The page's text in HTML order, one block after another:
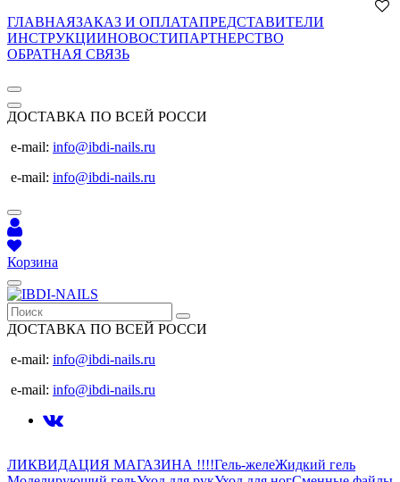
ГЛАВНАЯЗАКАЗ И ОПЛАТАПРЕДСТАВИТЕЛИ
ИНСТРУКЦИИНОВОСТИПАРТНЕРСТВО
ОБРАТНАЯ СВЯЗЬ
ДОСТАВКА ПО ВСЕЙ РОССИ
e-mail: info@ibdi-nails.ru
e-mail: info@ibdi-nails.ru
Корзина
ДОСТАВКА ПО ВСЕЙ РОССИ
e-mail: info@ibdi-nails.ru
e-mail: info@ibdi-nails.ru
ЛИКВИДАЦИЯ МАГАЗИНА !!!!Гель-желеЖидкий гель